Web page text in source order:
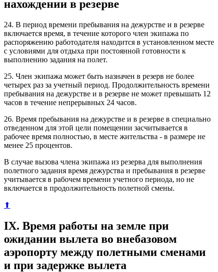
нахождении в резерве
24. В период времени пребывания на дежурстве и в резерве
включается время, в течение которого член экипажа по
распоряжению работодателя находится в установленном месте
с условиями для отдыха при постоянной готовности к
выполнению задания на полет.
25. Член экипажа может быть назначен в резерв не более
четырех раз за учетный период. Продолжительность времени
пребывания на дежурстве и в резерве не может превышать 12
часов в течение непрерывных 24 часов.
26. Время пребывания на дежурстве и в резерве в специально
отведенном для этой цели помещении засчитывается в
рабочее время полностью, в месте жительства - в размере не
менее 25 процентов.
В случае вызова члена экипажа из резерва для выполнения
полетного задания время дежурства и пребывания в резерве
учитывается в рабочем времени учетного периода, но не
включается в продолжительность полетной смены.
⬆
IX. Время работы на земле при
ожидании вылета во внебазовом
аэропорту между полетными сменами
и при задержке вылета